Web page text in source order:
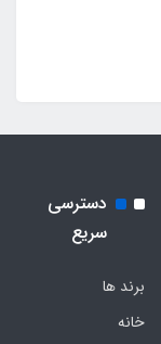
دسترسی
سریع
برند ها
خانه